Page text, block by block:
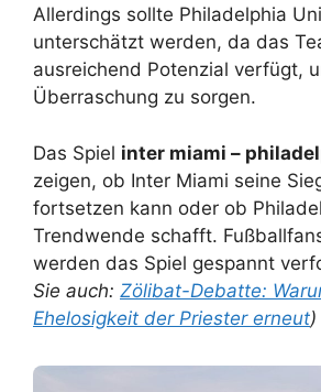
Allerdings sollte Philadelphia
unterschätzt werden, da das
ausreichend Potenzial verfügt,
Überraschung zu sorgen.
Das Spiel inter miami –
zeigen, ob Inter Miami seine
fortsetzen kann oder ob
Trendwende schafft.
werden das Spiel gespannt
Sie auch: Zölibat-Debatte:
Ehelosigkeit der Priester erneut)